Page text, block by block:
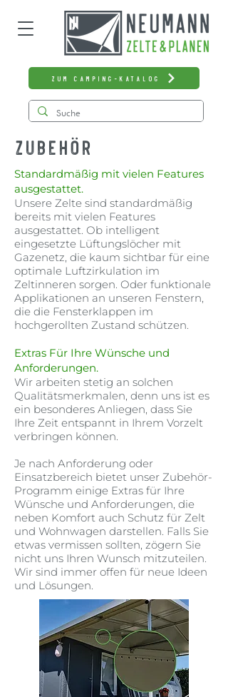
zum Camping-Katalog
Zubehör
Standardmäßig mit vielen Features
ausgestattet.
Unsere Zelte sind standardmäßig
bereits mit vielen Features
ausgestattet. Ob intelligent
eingesetzte Lüftungslöcher mit
Gazenetz, die kaum sichtbar für eine
optimale Luftzirkulation im
Zeltinneren sorgen. Oder funktionale
Applikationen an unseren Fenstern,
die die Fensterklappen im
hochgerollten Zustand schützen.
Extras Für Ihre Wünsche und
Anforderungen.
Wir arbeiten stetig an solchen
Qualitätsmerkmalen, denn uns ist es
ein besonderes Anliegen, dass Sie
Ihre Zeit entspannt in Ihrem Vorzelt
verbringen können.
Je nach Anforderung oder
Einsatzbereich bietet unser Zubehör-
Programm einige Extras für Ihre
Wünsche und Anforderungen, die
neben Komfort auch Schutz für Zelt
und Wohnwagen darstellen. Falls Sie
etwas vermissen sollten, zögern Sie
nicht uns Ihren Wunsch mitzuteilen.
Wir sind immer offen für neue Ideen
und Lösungen.